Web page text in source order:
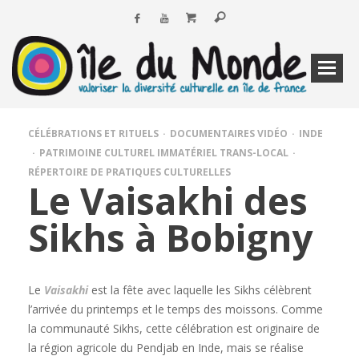
CÉLÉBRATIONS ET RITUELS DOCUMENTAIRES VIDÉO
INDE
PATRIMOINE CULTUREL IMMATÉRIEL TRANS-LOCAL
RÉPERTOIRE DE PRATIQUES CULTURELLES
Le Vaisakhi des
Sikhs à Bobigny
Le Vaisakhiest la fête avec laquelle les Sikhs célèbrent
l’arrivée du printemps et le temps des moissons. Comme
la communauté Sikhs, cette célébration est originaire de
la région agricole du Pendjab en Inde, mais se réalise